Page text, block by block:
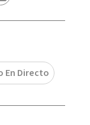
En Directo